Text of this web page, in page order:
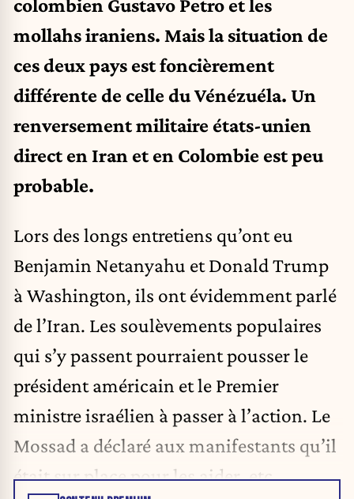
colombien Gustavo Petro et les
mollahs iraniens. Mais la situation de
ces deux pays est foncièrement
différente de celle du Vénézuéla. Un
renversement militaire états-unien
direct en Iran et en Colombie est peu
probable.
Lors des longs entretiens qu’ont eu
Benjamin Netanyahu et Donald Trump
à Washington, ils ont évidemment parlé
de l’Iran. Les soulèvements populaires
qui s’y passent pourraient pousser le
président américain et le Premier
ministre israélien à passer à l’action. Le
Mossad a déclaré aux manifestants qu’il
était sur place pour les aider, etc.